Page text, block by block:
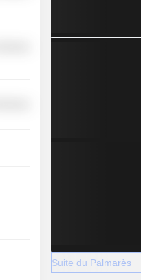
Suite du Palmarès